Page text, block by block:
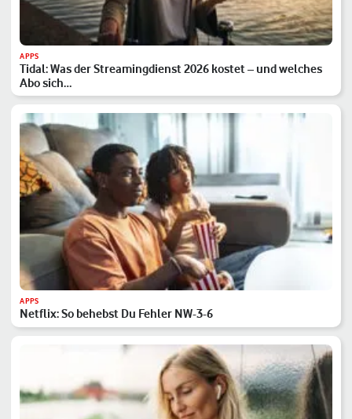
APPS
Tidal: Was der Streamingdienst 2026 kostet – und welches
Abo sich…
APPS
Netflix: So behebst Du Fehler NW-3-6